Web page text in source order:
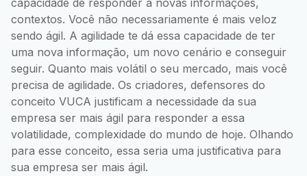
contextos. Você não necessariamente é mais veloz
sendo ágil. A agilidade te dá essa capacidade de ter
uma nova informação, um novo cenário e conseguir
seguir. Quanto mais volátil o seu mercado, mais você
precisa de agilidade. Os criadores, defensores do
conceito VUCA justificam a necessidade da sua
empresa ser mais ágil para responder a essa
volatilidade, complexidade do mundo de hoje. Olhando
para esse conceito, essa seria uma justificativa para
sua empresa ser mais ágil.